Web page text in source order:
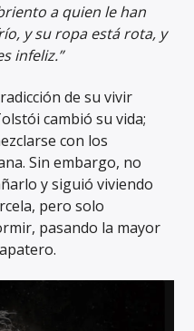
a quien le han
y su ropa está rota, y
infeliz.”
de su vivir
cambió su vida;
con los
Sin embargo, no
y siguió viviendo
pero solo
pasando la mayor